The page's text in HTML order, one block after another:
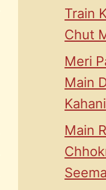
Train
Chut
Meri
Main
Kahani
Main